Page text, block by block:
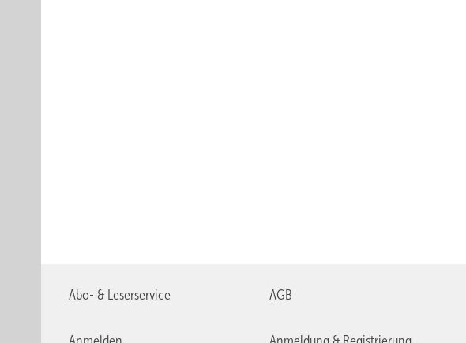
Abo- & Leserservice AGB